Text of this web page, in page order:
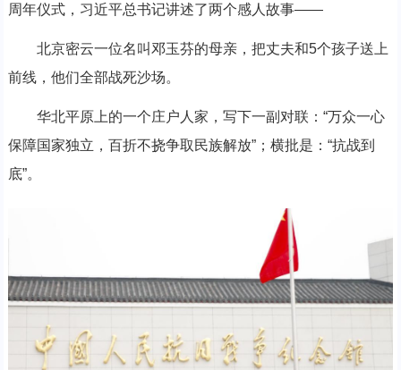
周年仪式，习近平总书记讲述了两个感人故事——
北京密云一位名叫邓玉芬的母亲，把丈夫和5个孩子送上
前线，他们全部战死沙场。
华北平原上的一个庄户人家，写下一副对联：“万众一心
保障国家独立，百折不挠争取民族解放”；横批是：“抗战到
底”。